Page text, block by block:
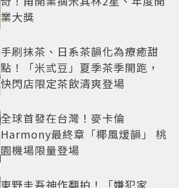
業大獎
手刷抹茶、日系茶韻化為療癒甜
點！「米弎豆」夏季茶季開跑，
快閃店限定茶飲清爽登場
全球首發在台灣！麥卡倫
Harmony最終章「椰風煖韻」 桃
園機場限量登場
東野圭吾神作翻拍！「嫌犯家